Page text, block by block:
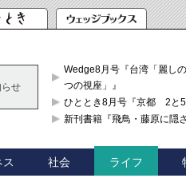
らせ
Wedge8月号『台湾「麗し
つの視座」』
ひととき8月号『京都 2と5
新刊書籍『飛鳥・藤原に隠
ス 社会 ライフ